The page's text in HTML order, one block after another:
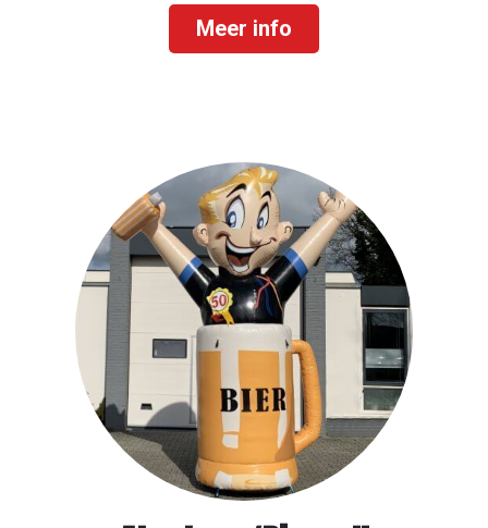
Meer info